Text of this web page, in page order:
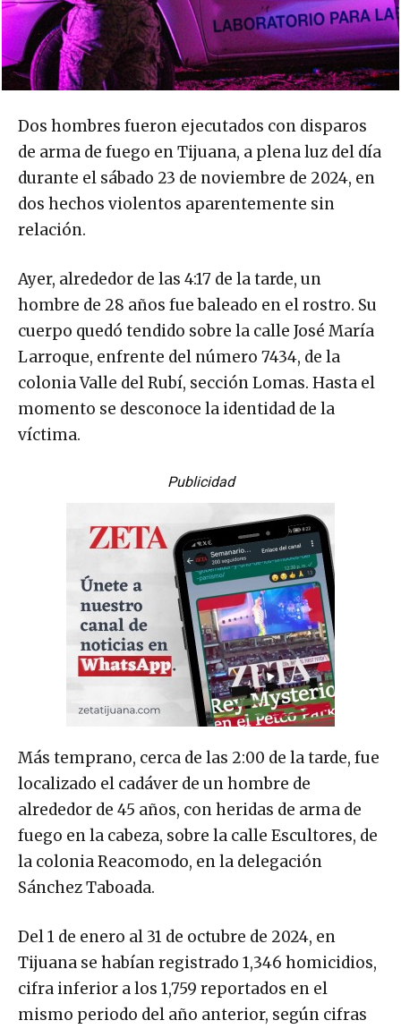
Dos hombres fueron ejecutados con disparos
de arma de fuego en Tijuana, a plena luz del día
durante el sábado 23 de noviembre de 2024, en
dos hechos violentos aparentemente sin
relación.
Ayer, alrededor de las 4:17 de la tarde, un
hombre de 28 años fue baleado en el rostro. Su
cuerpo quedó tendido sobre la calle José María
Larroque, enfrente del número 7434, de la
colonia Valle del Rubí, sección Lomas. Hasta el
momento se desconoce la identidad de la
víctima.
Publicidad
Más temprano, cerca de las 2:00 de la tarde, fue
localizado el cadáver de un hombre de
alrededor de 45 años, con heridas de arma de
fuego en la cabeza, sobre la calle Escultores, de
la colonia Reacomodo, en la delegación
Sánchez Taboada.
Del 1 de enero al 31 de octubre de 2024, en
Tijuana se habían registrado 1,346 homicidios,
cifra inferior a los 1,759 reportados en el
mismo periodo del año anterior, según cifras